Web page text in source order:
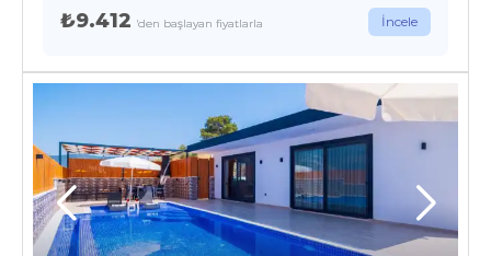
₺9.412 'den başlayan fiyatlarla İncele